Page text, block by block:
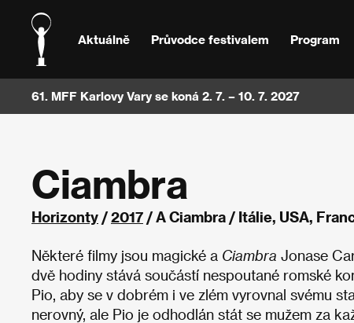
Aktuálně Průvodce festivalem Program
61. MFF Karlovy Vary se koná 2. 7. – 10. 7. 2027
Ciambra
Horizonty /2017 / A Ciambra / Itálie, USA,
Některé filmy jsou magické a Ciambra Jonase
dvě hodiny stává součástí nespoutané romské
Pio, aby se v dobrém i ve zlém vyrovnal svému
nerovný, ale Pio je odhodlán stát se mužem za